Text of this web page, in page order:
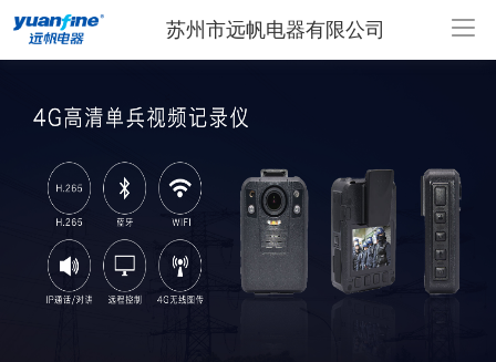
苏州市远帆电器有限公司